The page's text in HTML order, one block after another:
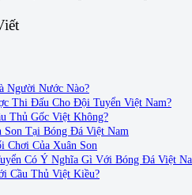
Người Nước Nào?
Thi Đấu Cho Đội Tuyển Việt Nam?
Thủ Gốc Việt Không?
Son Tại Bóng Đá Việt Nam
Chơi Của Xuân Son
Có Ý Nghĩa Gì Với Bóng Đá Việt
Cầu Thủ Việt Kiều?